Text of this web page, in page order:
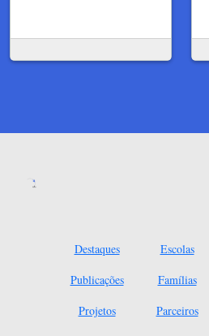
Destaques
Publicações
Projetos
Escolas
Famílias
Parceiros